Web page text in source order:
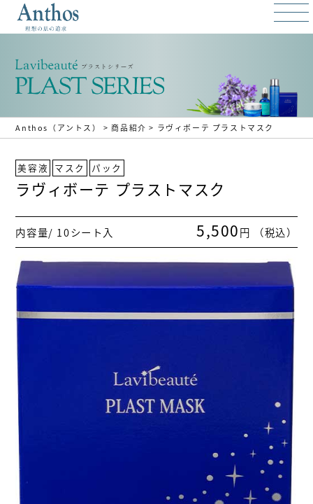
Anthos（アントス） >商品紹介 > ラヴィボーテ プラストマスク
美容液 マスク パック
ラヴィボーテ プラストマスク
内容量/ 10シート入 5,500円 （税込）